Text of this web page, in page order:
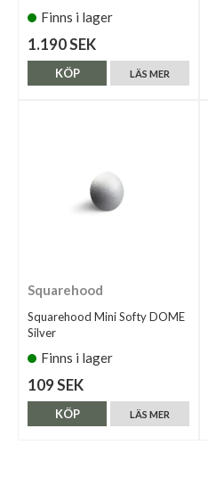
Finns i lager
1.190 SEK
LÄS MER
KÖP
Squarehood
Squarehood Mini Softy DOME
Silver
Finns i lager
109 SEK
LÄS MER
KÖP